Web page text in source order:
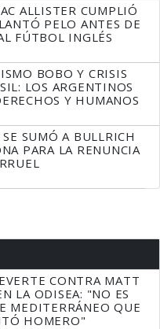
ALLISTER CUMPLIÓ
PELO ANTES DE
FÚTBOL INGLÉS
BOBO Y CRISIS
LOS ARGENTINOS
Y HUMANOS
SUMÓ A BULLRICH
PARA LA RENUNCIA
CONTRA MATT
LA ODISEA: "NO ES
MEDITERRÁNEO QUE
HOMERO"